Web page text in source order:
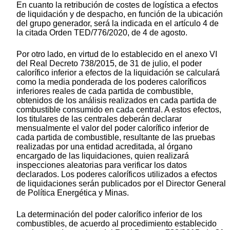
En cuanto la retribución de costes de logística a efectos
de liquidación y de despacho, en función de la ubicación
del grupo generador, será la indicada en el artículo 4 de
la citada Orden TED/776/2020, de 4 de agosto.
Por otro lado, en virtud de lo establecido en el anexo VI
del Real Decreto 738/2015, de 31 de julio, el poder
calorífico inferior a efectos de la liquidación se calculará
como la media ponderada de los poderes caloríficos
inferiores reales de cada partida de combustible,
obtenidos de los análisis realizados en cada partida de
combustible consumido en cada central. A estos efectos,
los titulares de las centrales deberán declarar
mensualmente el valor del poder calorífico inferior de
cada partida de combustible, resultante de las pruebas
realizadas por una entidad acreditada, al órgano
encargado de las liquidaciones, quien realizará
inspecciones aleatorias para verificar los datos
declarados. Los poderes caloríficos utilizados a efectos
de liquidaciones serán publicados por el Director General
de Política Energética y Minas.
La determinación del poder calorífico inferior de los
combustibles, de acuerdo al procedimiento establecido